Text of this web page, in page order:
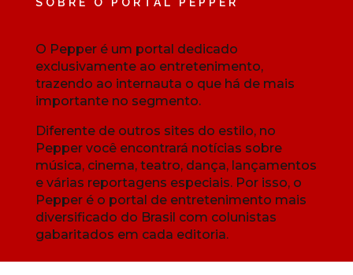
O Pepper é um portal dedicado
exclusivamente ao entretenimento,
trazendo ao internauta o que há de mais
importante no segmento.
Diferente de outros sites do estilo, no
Pepper você encontrará notícias sobre
música, cinema, teatro, dança, lançamentos
e várias reportagens especiais. Por isso, o
Pepper é o portal de entretenimento mais
diversificado do Brasil com colunistas
gabaritados em cada editoria.